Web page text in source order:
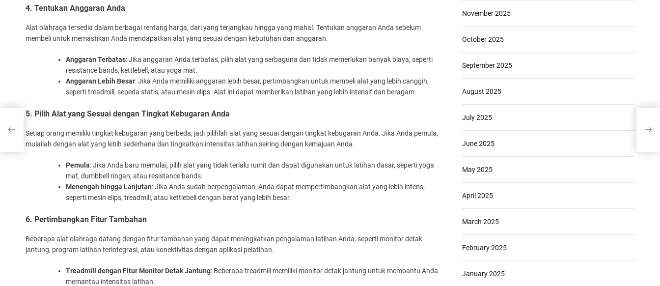
4. Tentukan Anggaran Anda
Alat olahraga tersedia dalam berbagai rentang harga, dari yang terjangkau hingga yang mahal. Tentukan anggaran Anda sebelum
membeli untuk memastikan Anda mendapatkan alat yang sesuai dengan kebutuhan dan anggaran.
Anggaran Terbatas: Jika anggaran Anda terbatas, pilih alat yang serbaguna dan tidak memerlukan banyak biaya, seperti
resistance bands, kettlebell, atau yoga mat.
Anggaran Lebih Besar: Jika Anda memiliki anggaran lebih besar, pertimbangkan untuk membeli alat yang lebih canggih,
seperti treadmill, sepeda statis, atau mesin elips. Alat ini dapat memberikan latihan yang lebih intensif dan beragam.
5. Pilih Alat yang Sesuai dengan Tingkat Kebugaran Anda
Setiap orang memiliki tingkat kebugaran yang berbeda, jadi pilihlah alat yang sesuai dengan tingkat kebugaran Anda. Jika Anda pemula,
mulailah dengan alat yang lebih sederhana dan tingkatkan intensitas latihan seiring dengan kemajuan Anda.
Pemula: Jika Anda baru memulai, pilih alat yang tidak terlalu rumit dan dapat digunakan untuk latihan dasar, seperti yoga
mat, dumbbell ringan, atau resistance bands.
Menengah hingga Lanjutan: Jika Anda sudah berpengalaman, Anda dapat mempertimbangkan alat yang lebih intens,
seperti mesin elips, treadmill, atau kettlebell dengan berat yang lebih besar.
6. Pertimbangkan Fitur Tambahan
Beberapa alat olahraga datang dengan fitur tambahan yang dapat meningkatkan pengalaman latihan Anda, seperti monitor detak
jantung, program latihan terintegrasi, atau konektivitas dengan aplikasi pelatihan.
Treadmill dengan Fitur Monitor Detak Jantung: Beberapa treadmill memiliki monitor detak jantung untuk membantu Anda
memantau intensitas latihan.
November 2025
October 2025
September 2025
August 2025
July 2025
June 2025
May 2025
April 2025
March 2025
February 2025
January 2025